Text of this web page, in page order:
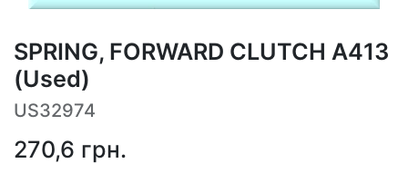
SPRING, FORWARD CLUTCH A413
(Used)
US32974
270,6 грн.